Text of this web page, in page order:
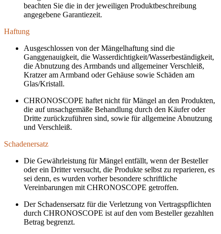
beachten Sie die in der jeweiligen Produktbeschreibung
angegebene Garantiezeit.
Haftung
Ausgeschlossen von der Mängelhaftung sind die
Ganggenauigkeit, die Wasserdichtigkeit/Wasserbeständigkeit,
die Abnutzung des Armbands und allgemeiner Verschleiß,
Kratzer am Armband oder Gehäuse sowie Schäden am
Glas/Kristall.
CHRONOSCOPE haftet nicht für Mängel an den Produkten,
die auf unsachgemäße Behandlung durch den Käufer oder
Dritte zurückzuführen sind, sowie für allgemeine Abnutzung
und Verschleiß.
Schadenersatz
Die Gewährleistung für Mängel entfällt, wenn der Besteller
oder ein Dritter versucht, die Produkte selbst zu reparieren, es
sei denn, es wurden vorher besondere schriftliche
Vereinbarungen mit CHRONOSCOPE getroffen.
Der Schadensersatz für die Verletzung von Vertragspflichten
durch CHRONOSCOPE ist auf den vom Besteller gezahlten
Betrag begrenzt.